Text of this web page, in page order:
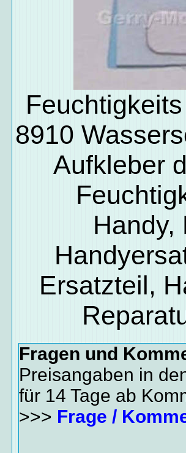
8910
Aufkleber
Handy,
Ersatzteil,
Fragen und
Preisangaben in
für 14 Tage ab
>>> Frage /